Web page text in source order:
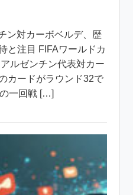
ン対カーボベルデ、歴
と注目 FIFAワールドカ
ルゼンチン代表対カー
カードがラウンド32で
一回戦 […]